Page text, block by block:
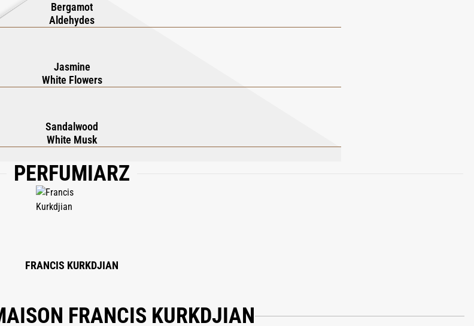
Bergamot
Aldehydes
Jasmine
White Flowers
Sandalwood
White Musk
BENZYL SALICYLATE; CITRONELLOL; GERANIOL; TRIETHYL CITRATE; LINALOOL; BUTYL
T-BUTYL HYDROXYHYDROCINNAMATE; CITRAL; BENZYL BENZOATE; BENZYL ALCOHOL.
PERFUMIARZ
FRANCIS KURKDJIAN
FRANCIS KURKDJIAN